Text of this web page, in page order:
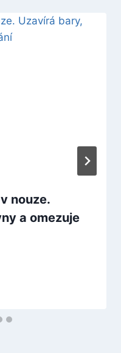
nouze.
a omezuje